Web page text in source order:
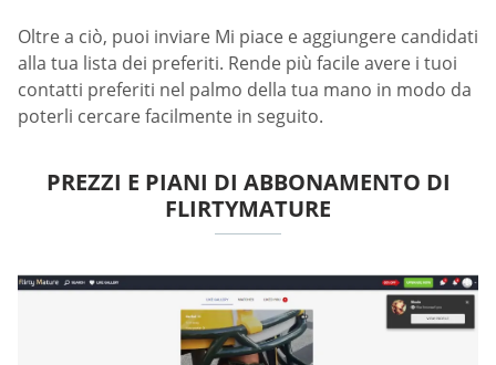
Oltre a ciò, puoi inviare Mi piace e aggiungere candidati
alla tua lista dei preferiti. Rende più facile avere i tuoi
contatti preferiti nel palmo della tua mano in modo da
poterli cercare facilmente in seguito.
PREZZI E PIANI DI ABBONAMENTO DI
FLIRTYMATURE